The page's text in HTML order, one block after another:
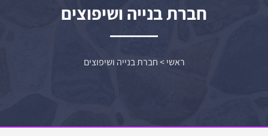
חברת בנייה ושיפוצים
ראשי>חברת בנייה ושיפוצים